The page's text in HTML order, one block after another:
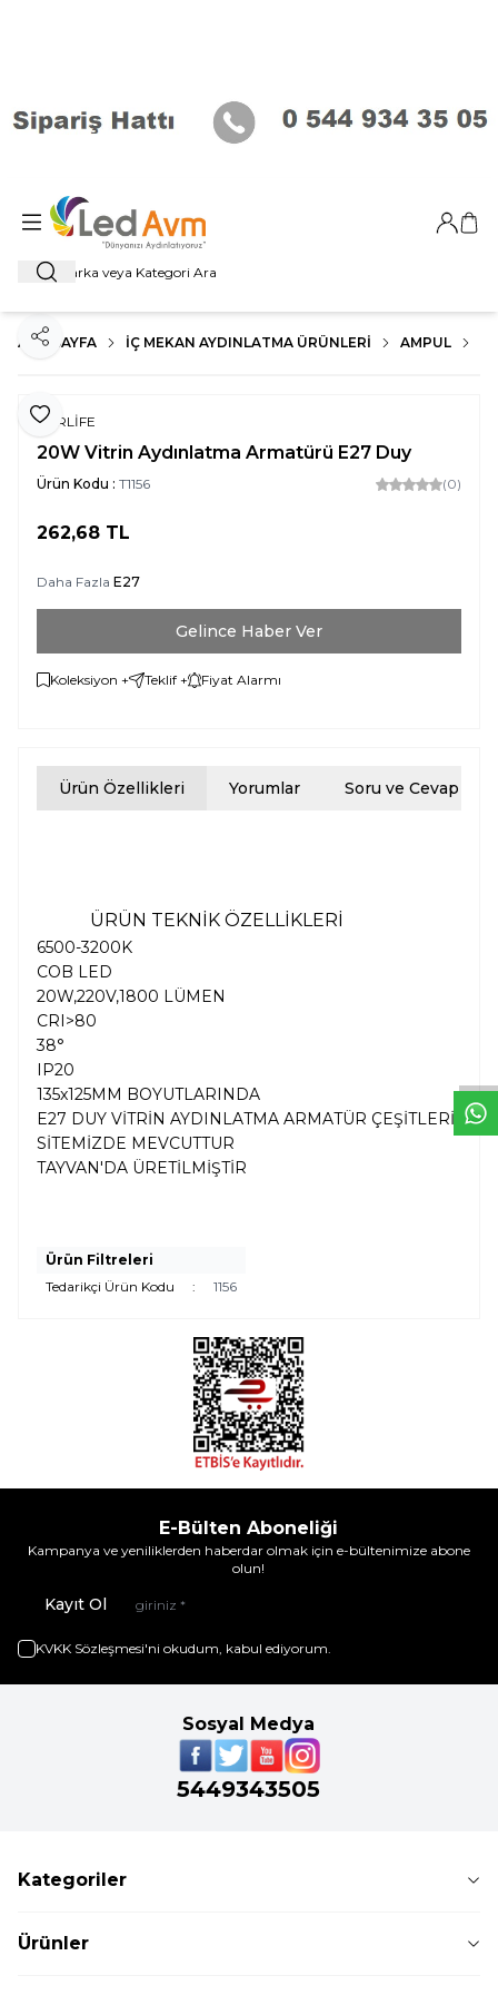
Ara
Giriş
ANA SAYFA İÇ MEKAN AYDINLATMA ÜRÜNLERI AMPUL
Favoriye Ekle
Paylaş
FORLİFE
20W Vitrin Aydınlatma Armatürü E27 Duy
Ürün Kodu : T1156 (0)
262,68 TL
Daha Fazla E27
Gelince Haber Ver
Koleksiyon + Teklif + Fiyat Alarmı
Ürün Özellikleri Yorumlar Soru ve Cevap
ÜRÜN TEKNİK ÖZELLİKLERİ
6500-3200K
COB LED
20W,220V,1800 LÜMEN
CRI>80
38°
IP20
135x125MM BOYUTLARINDA
E27 DUY VİTRİN AYDINLATMA ARMATÜR ÇEŞİTLERİ
SİTEMİZDE MEVCUTTUR
TAYVAN'DA ÜRETİLMİŞTİR
Ürün Filtreleri
Tedarikçi Ürün Kodu
: 1156
E-Bülten Aboneliği
Kampanya ve yeniliklerden haberdar olmak için e-bültenimize abone
olun!
Kayıt Ol
KVKK Sözleşmesi'ni okudum, kabul ediyorum.
Sosyal Medya
5449343505
Kategoriler
Ürünler